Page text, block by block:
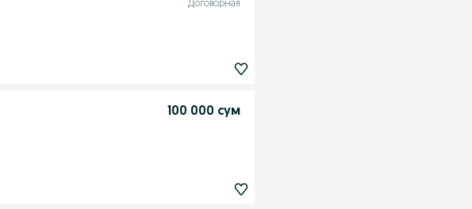
Договорная
100 000 сум